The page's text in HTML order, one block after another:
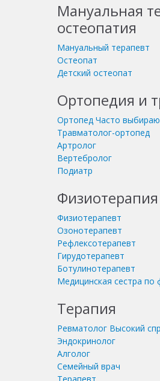
Мануальная
остеопатия
Мануальный терапевт
Остеопат
Детский остеопат
Ортопедия и
Ортопед Часто
Травматолог-ортопед
Артролог
Вертебролог
Подиатр
Физиотерапия
Физиотерапевт
Озонотерапевт
Рефлексотерапевт
Гирудотерапевт
Ботулинотерапевт
Медицинская сестра по
Терапия
Ревматолог Высокий
Эндокринолог
Алголог
Семейный врач